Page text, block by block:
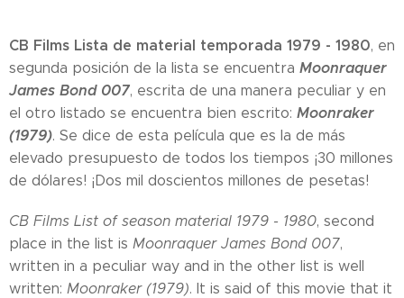
CB Films Lista de material temporada 1979 - 1980, en
segunda posición de la lista se encuentra Moonraquer
James Bond 007, escrita de una manera peculiar y en
el otro listado se encuentra bien escrito: Moonraker
(1979). Se dice de esta película que es la de más
elevado presupuesto de todos los tiempos ¡30 millones
de dólares! ¡Dos mil doscientos millones de pesetas!
CB Films List of season material 1979 - 1980, second
place in the list is Moonraquer James Bond 007,
written in a peculiar way and in the other list is well
written: Moonraker (1979). It is said of this movie that it